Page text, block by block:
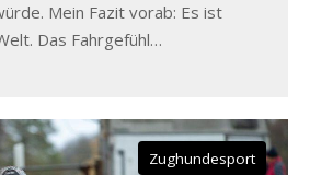
Mein Fazit vorab: Es ist
Das Fahrgefühl…
Zughundesport